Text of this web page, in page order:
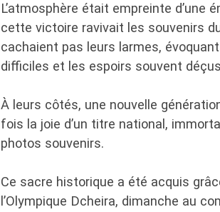
L’atmosphère était empreinte d’une
cette victoire ravivait les souvenirs
cachaient pas leurs larmes,
difficiles et les espoirs souvent
À leurs côtés, une nouvelle
fois la joie d’un titre national,
photos souvenirs.
Ce sacre historique a été acquis
l’Olympique Dcheira, dimanche au